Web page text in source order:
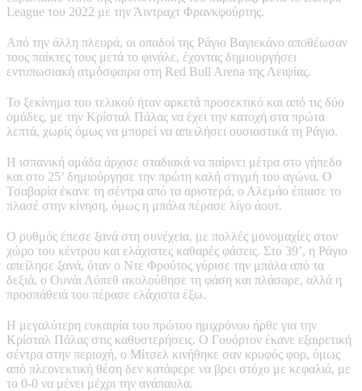
League του 2022 με την Άιντραχτ Φρανκφούρτης.
Από την άλλη πλευρά, οι οπαδοί της Ράγιο Βαγιεκάνο αποθέωσαν
τους παίκτες τους μετά το φινάλε, έχοντας δημιουργήσει
εντυπωσιακή ατμόσφαιρα στη Red Bull Arena της Λειψίας.
Το ξεκίνημα του τελικού ήταν αρκετά προσεκτικό και από τις δύο
ομάδες, με την Κρίσταλ Πάλας να έχει την κατοχή στα πρώτα
λεπτά, χωρίς όμως να μπορεί να απειλήσει ουσιαστικά τη Ράγιο.
Η ισπανική ομάδα άρχισε σταδιακά να παίρνει μέτρα στο γήπεδο
και στο 25’ δημιούργησε την πρώτη καλή στιγμή του αγώνα. Ο
Τσαβαρία έκανε τη σέντρα από τα αριστερά, ο Αλεμάο έπιασε το
πλασέ στην κίνηση, όμως η μπάλα πέρασε λίγο άουτ.
Ο ρυθμός έπεσε ξανά στη συνέχεια, με πολλές μονομαχίες στον
χώρο του κέντρου και ελάχιστες καθαρές φάσεις. Στο 39’, η Ράγιο
απείλησε ξανά, όταν ο Ντε Φρούτος γύρισε την μπάλα από τα
δεξιά, ο Ουνάι Λόπεθ ακολούθησε τη φάση και πλάσαρε, αλλά η
προσπάθειά του πέρασε ελάχιστα έξω.
Η μεγαλύτερη ευκαιρία του πρώτου ημιχρόνου ήρθε για την
Κρίσταλ Πάλας στις καθυστερήσεις. Ο Γουόρτον έκανε εξαιρετική
σέντρα στην περιοχή, ο Μίτσελ κινήθηκε σαν κρυφός φορ, όμως
από πλεονεκτική θέση δεν κατάφερε να βρει στόχο με κεφαλιά, με
το 0-0 να μένει μέχρι την ανάπαυλα.